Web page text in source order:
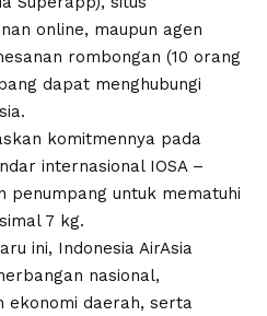
online, maupun agen
rombongan (10 orang
dapat menghubungi
komitmennya pada
internasional IOSA –
penumpang untuk mematuhi
7 kg.
ini, Indonesia AirAsia
nasional,
ekonomi daerah, serta